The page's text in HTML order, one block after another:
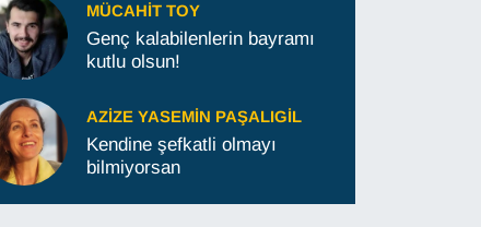
MÜCAHIT TOY
Genç kalabilenlerin bayramı
kutlu olsun!
AZIZE YASEMIN PAŞALIGIL
Kendine şefkatli olmayı
bilmiyorsan